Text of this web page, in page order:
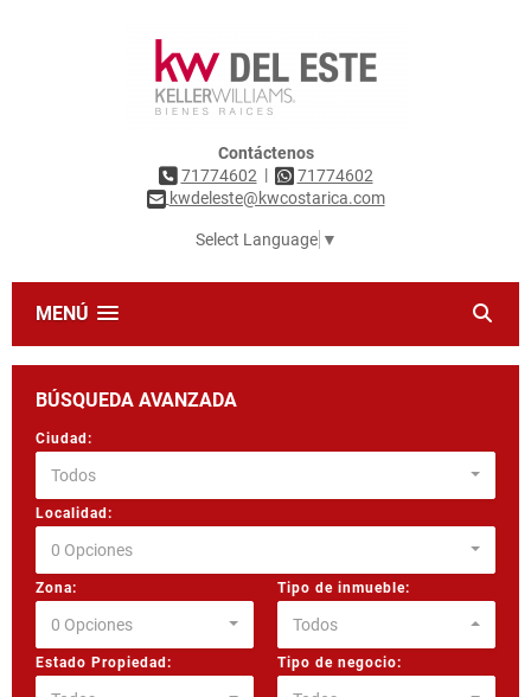
Contáctenos
71774602 |
71774602
kwdeleste@kwcostarica.com
Select Language ▼
MENÚ
BÚSQUEDA AVANZADA
Ciudad:
Todos
Localidad:
0 Opciones
Zona:
0 Opciones
Tipo de inmueble:
Todos
Estado Propiedad: Tipo de negocio: